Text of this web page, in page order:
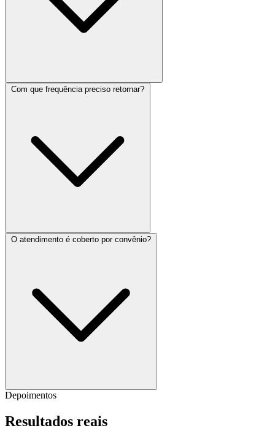
Com que frequência preciso retornar?
O atendimento é coberto por convênio?
Depoimentos
Resultados reais